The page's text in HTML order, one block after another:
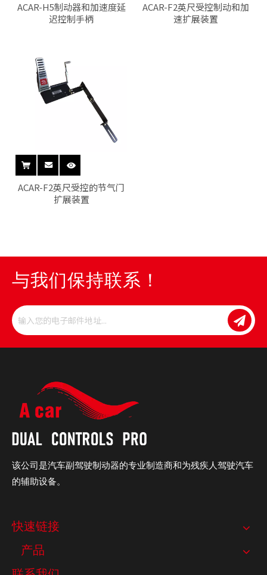
ACAR-H5制动器和加速度延
迟控制手柄
ACAR-F2英尺受控制动和加
速扩展装置
ACAR-F2英尺受控的节气门
扩展装置
与我们保持联系！
该公司是汽车副驾驶制动器的专业制造商和为残疾人驾驶汽车
的辅助设备。
快速链接
产品